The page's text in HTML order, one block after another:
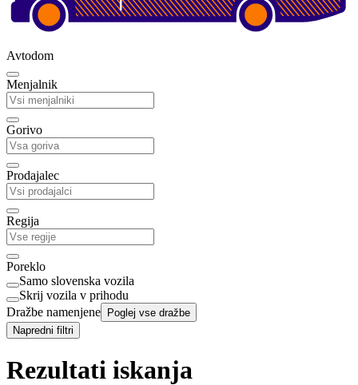
Avtodom
Menjalnik
Gorivo
Prodajalec
Regija
Poreklo
Samo slovenska vozila
Skrij vozila v prihodu
Dražbe namenjene Poglej vse dražbe
Napredni filtri
Rezultati iskanja